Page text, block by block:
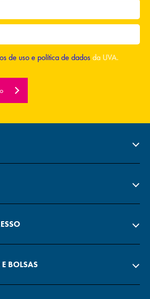
de uso e política de dadosda UVA.
BOLSAS